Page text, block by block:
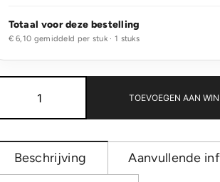
Totaal voor deze bestelling
€ 6,10 gemiddeld per stuk · 1 stuks
keramische
aantal
TOEVOEGEN AAN
Beschrijving Aanvullende